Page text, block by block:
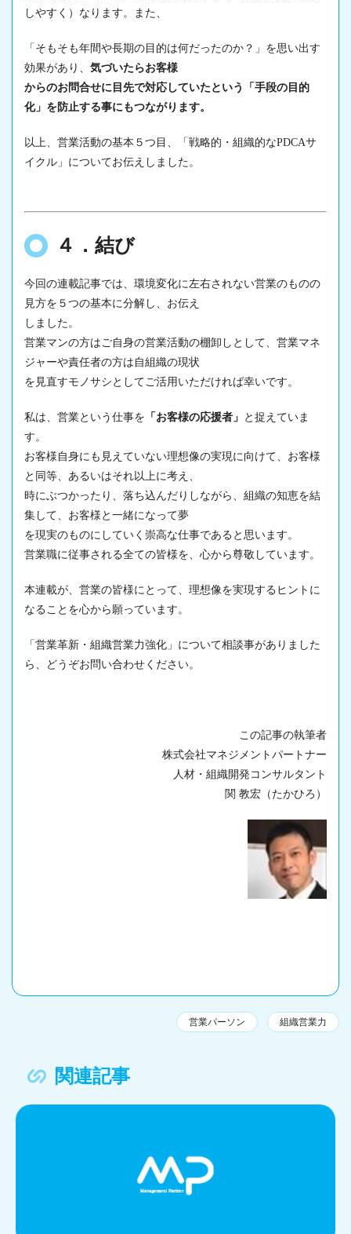
しやすく）なります。また、
「そもそも年間や長期の目的は何だったのか？」を思い出す
効果があり、 気づいたらお客様
からのお問合せに目先で対応していたという「手段の目的
化」を防止する事にもつながります。
以上、営業活動の基本５つ目、「戦略的・組織的なPDCAサ
イクル」についてお伝えしました。
４．結び
今回の連載記事では、環境変化に左右されない営業のものの
見方を５つの基本に分解し、お伝え
しました。
営業マンの方はご自身の営業活動の棚卸しとして、営業マネ
ジャーや責任者の方は自組織の現状
を見直すモノサシとしてご活用いただければ幸いです。
私は、営業という仕事を 「お客様の応援者」 と捉えていま
す。
お客様自身にも見えていない理想像の実現に向けて、お客様
と同等、あるいはそれ以上に考え、
時にぶつかったり、落ち込んだりしながら、組織の知恵を結
集して、お客様と一緒になって夢
を現実のものにしていく崇高な仕事であると思います。
営業職に従事される全ての皆様を、心から尊敬しています。
本連載が、営業の皆様にとって、理想像を実現するヒントに
なることを心から願っています。
「営業革新・組織営業力強化」について相談事がありました
ら、どうぞお問い合わせください。
この記事の執筆者
株式会社マネジメントパートナー
人材・組織開発コンサルタント
関 教宏（たかひろ）
営業パーソン 組織営業力
関連記事